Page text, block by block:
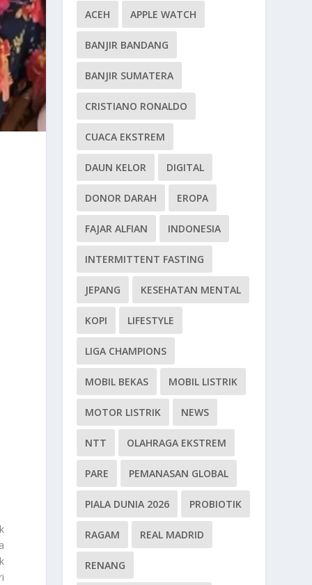
ACEH APPLE WATCH
BANJIR BANDANG
BANJIR SUMATERA
CRISTIANO RONALDO
CUACA EKSTREM
DAUN KELOR DIGITAL
DONOR DARAH EROPA
FAJAR ALFIAN INDONESIA
INTERMITTENT FASTING
JEPANG KESEHATAN MENTAL
KOPI LIFESTYLE
LIGA CHAMPIONS
MOBIL BEKAS MOBIL LISTRIK
MOTOR LISTRIK NEWS
NTT OLAHRAGA EKSTREM
PARE PEMANASAN GLOBAL
PIALA DUNIA 2026 PROBIOTIK
RAGAM REAL MADRID
RENANG